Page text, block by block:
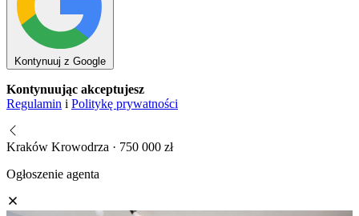
Kontynuuj z Google
Kontynuując akceptujesz
Regulamin i Politykę prywatności
Kraków Krowodrza · 750 000 zł
Ogłoszenie agenta